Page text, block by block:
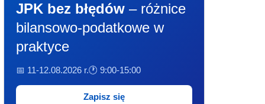
JPK bez błędów – różnice
bilansowo-podatkowe w
praktyce
📅 11-12.08.2026 r.🕐 9:00-15:00
Zapisz się